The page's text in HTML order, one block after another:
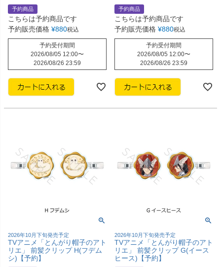
予約商品
こちらは予約商品です
予約販売価格 ¥880税込
予約受付期間
2026/08/05 12:00〜
2026/08/26 23:59
予約商品
こちらは予約商品です
予約販売価格 ¥880税込
予約受付期間
2026/08/05 12:00〜
2026/08/26 23:59
2026年10月下旬発売予定
TVアニメ「とんがり帽子のアト
リエ」 前髪クリップ H(フデム
シ)【予約】
2026年10月下旬発売予定
TVアニメ「とんがり帽子のアト
リエ」 前髪クリップ G(イース
ヒース)【予約】